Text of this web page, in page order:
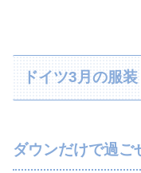
ドイツ3月の服装
ダウンだけで過ご